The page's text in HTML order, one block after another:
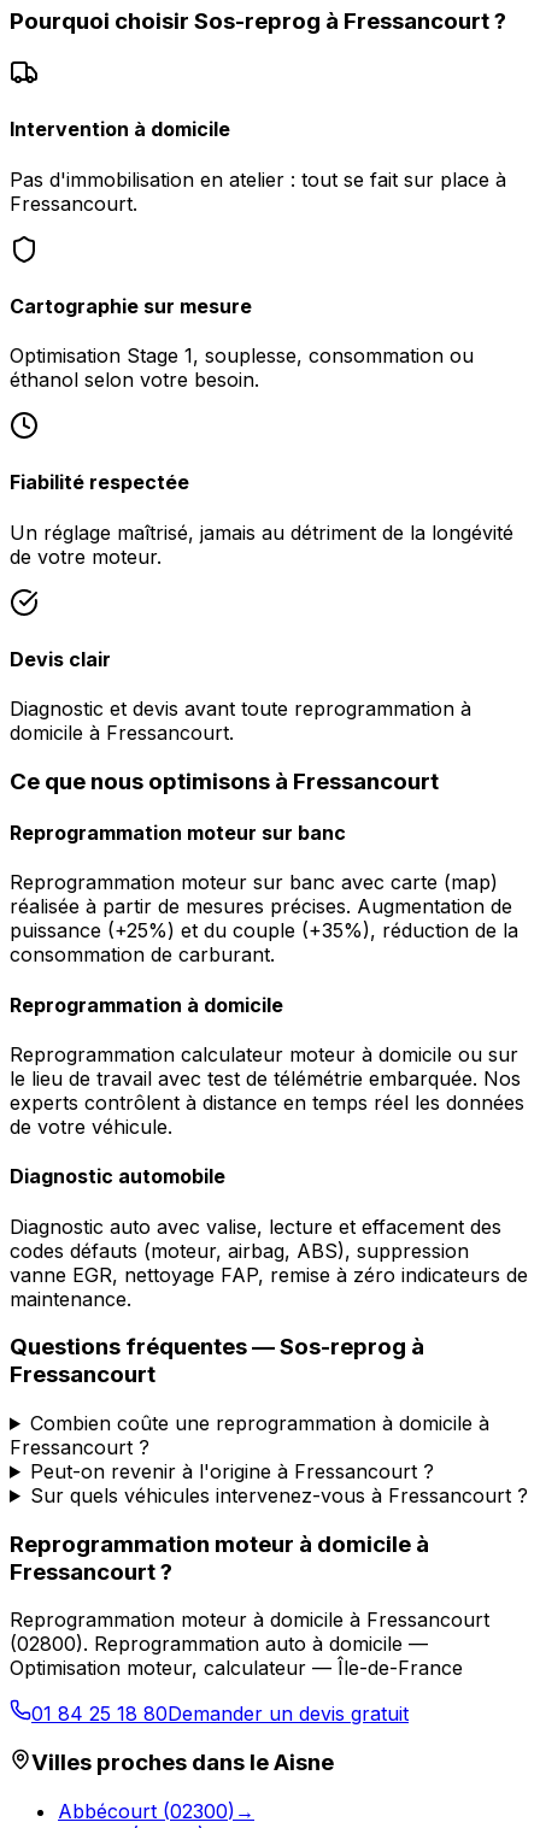
Pourquoi choisir Sos-reprog à Fressancourt?
Intervention à domicile
Pas d'immobilisation en atelier : tout se fait sur place à
Fressancourt.
Cartographie sur mesure
Optimisation Stage 1, souplesse, consommation ou
éthanol selon votre besoin.
Fiabilité respectée
Un réglage maîtrisé, jamais au détriment de la longévité
de votre moteur.
Devis clair
Diagnostic et devis avant toute reprogrammation à
domicile à Fressancourt.
Ce que nous optimisons à Fressancourt
Reprogrammation moteur sur banc
Reprogrammation moteur sur banc avec carte (map)
réalisée à partir de mesures précises. Augmentation de
puissance (+25%) et du couple (+35%), réduction de la
consommation de carburant.
Reprogrammation à domicile
Reprogrammation calculateur moteur à domicile ou sur
le lieu de travail avec test de télémétrie embarquée. Nos
experts contrôlent à distance en temps réel les données
de votre véhicule.
Diagnostic automobile
Diagnostic auto avec valise, lecture et effacement des
codes défauts (moteur, airbag, ABS), suppression
vanne EGR, nettoyage FAP, remise à zéro indicateurs de
maintenance.
Questions fréquentes —Sos-reprog à
Fressancourt
Combien coûte une reprogrammation à domicile à
Fressancourt ?
Peut-on revenir à l'origine à Fressancourt ?
Sur quels véhicules intervenez-vous à Fressancourt ?
Reprogrammation moteur à domicile à
Fressancourt?
Reprogrammation moteur à domicile à Fressancourt
(02800). Reprogrammation auto à domicile —
Optimisation moteur, calculateur — Île-de-France
01 84 25 18 80Demander un devis gratuit
Villes proches dans leAisne
Abbécourt (02300) →